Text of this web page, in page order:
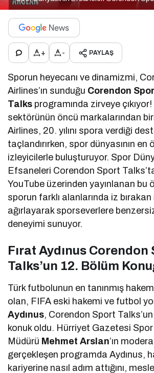
+ - PAYLAŞ
Sporun heyecanı ve dinamizmi,
Airlines’ın sunduğu Corendon
Talks programında zirveye çıkıyor!
sektörünün öncü markalarından
Airlines, 20. yılını spora verdiği
taçlandırırken, spor dünyasının
izleyicilerle buluşturuyor. Spor
Efsaneleri Corendon Sport
YouTube üzerinden yayınlanan bu
sporun farklı alanlarında iz
ağırlayarak sporseverlere
deneyimi sunuyor.
Fırat Aydınus Corendon
Talks’un 12. Bölüm
Türk futbolunun en tanınmış
olan, FIFA eski hakemi ve futbol
Aydınus, Corendon Sport
konuk oldu. Hürriyet Gazetesi Spor
Müdürü Mehmet Arslan’ın
gerçekleşen programda Aydınus,
kariyerine nasıl adım attığını,